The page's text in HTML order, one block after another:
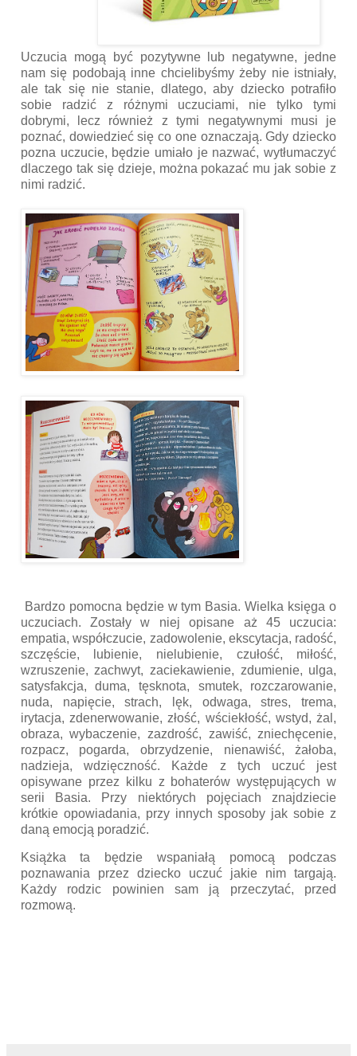
Uczucia mogą być pozytywne lub negatywne, jedne
nam się podobają inne chcielibyśmy żeby nie istniały,
ale tak się nie stanie, dlatego, aby dziecko potrafiło
sobie radzić z różnymi uczuciami, nie tylko tymi
dobrymi, lecz również z tymi negatywnymi musi je
poznać, dowiedzieć się co one oznaczają. Gdy dziecko
pozna uczucie, będzie umiało je nazwać, wytłumaczyć
dlaczego tak się dzieje, można pokazać mu jak sobie z
nimi radzić.
Bardzo pomocna będzie w tym Basia. Wielka księga o
uczuciach. Zostały w niej opisane aż 45 uczucia:
empatia, współczucie, zadowolenie, ekscytacja, radość,
szczęście, lubienie, nielubienie, czułość, miłość,
wzruszenie, zachwyt, zaciekawienie, zdumienie, ulga,
satysfakcja, duma, tęsknota, smutek, rozczarowanie,
nuda, napięcie, strach, lęk, odwaga, stres, trema,
irytacja, zdenerwowanie, złość, wściekłość, wstyd, żal,
obraza, wybaczenie, zazdrość, zawiść, zniechęcenie,
rozpacz, pogarda, obrzydzenie, nienawiść, żałoba,
nadzieja, wdzięczność. Każde z tych uczuć jest
opisywane przez kilku z bohaterów występujących w
serii Basia. Przy niektórych pojęciach znajdziecie
krótkie opowiadania, przy innych sposoby jak sobie z
daną emocją poradzić.
Książka ta będzie wspaniałą pomocą podczas
poznawania przez dziecko uczuć jakie nim targają.
Każdy rodzic powinien sam ją przeczytać, przed
rozmową.